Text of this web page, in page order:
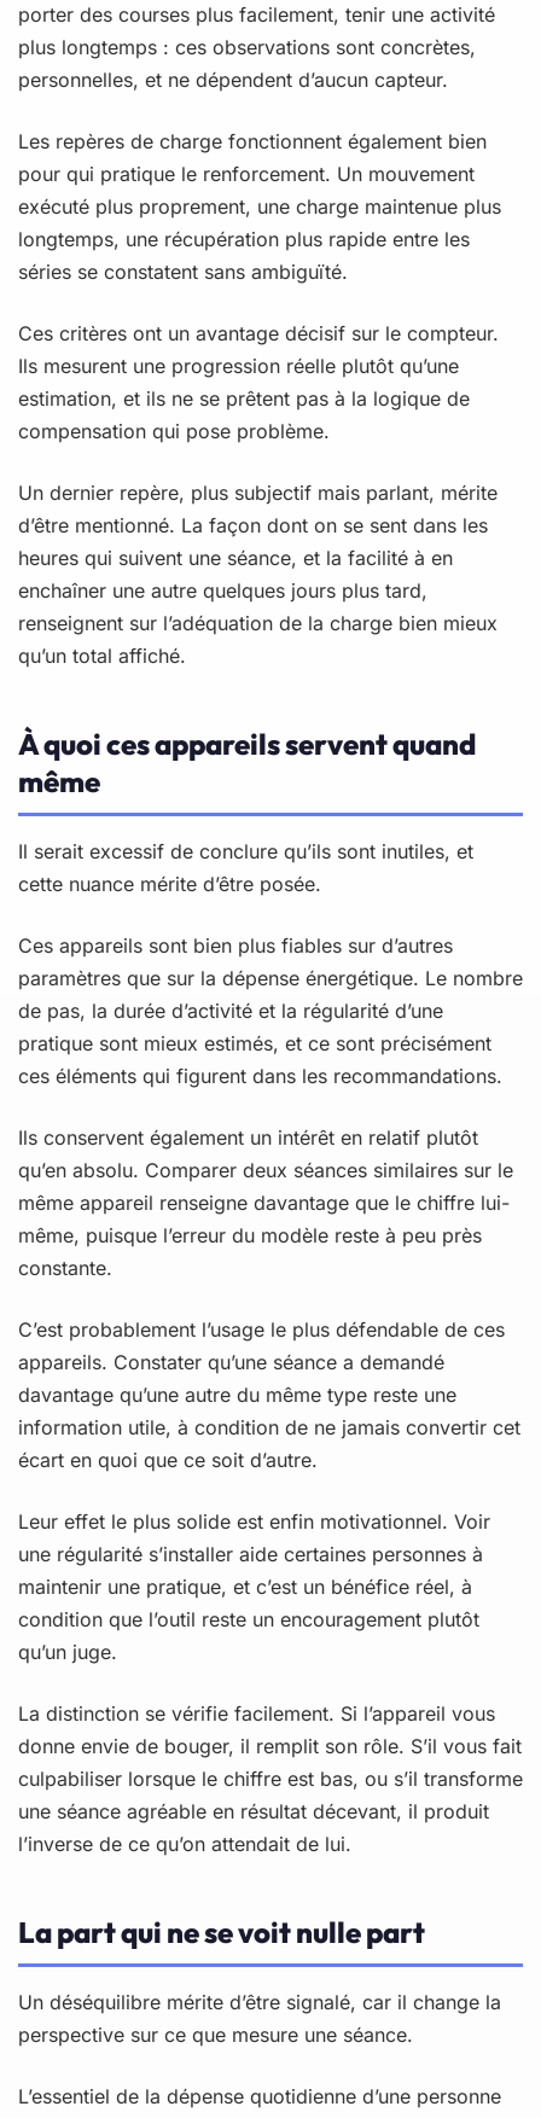
porter des courses plus facilement, tenir une activité
plus longtemps : ces observations sont concrètes,
personnelles, et ne dépendent d’aucun capteur.
Les repères de charge fonctionnent également bien
pour qui pratique le renforcement. Un mouvement
exécuté plus proprement, une charge maintenue plus
longtemps, une récupération plus rapide entre les
séries se constatent sans ambiguïté.
Ces critères ont un avantage décisif sur le compteur.
Ils mesurent une progression réelle plutôt qu’une
estimation, et ils ne se prêtent pas à la logique de
compensation qui pose problème.
Un dernier repère, plus subjectif mais parlant, mérite
d’être mentionné. La façon dont on se sent dans les
heures qui suivent une séance, et la facilité à en
enchaîner une autre quelques jours plus tard,
renseignent sur l’adéquation de la charge bien mieux
qu’un total affiché.
À quoi ces appareils servent quand
même
Il serait excessif de conclure qu’ils sont inutiles, et
cette nuance mérite d’être posée.
Ces appareils sont bien plus fiables sur d’autres
paramètres que sur la dépense énergétique. Le nombre
de pas, la durée d’activité et la régularité d’une
pratique sont mieux estimés, et ce sont précisément
ces éléments qui figurent dans les recommandations.
Ils conservent également un intérêt en relatif plutôt
qu’en absolu. Comparer deux séances similaires sur le
même appareil renseigne davantage que le chiffre lui-
même, puisque l’erreur du modèle reste à peu près
constante.
C’est probablement l’usage le plus défendable de ces
appareils. Constater qu’une séance a demandé
davantage qu’une autre du même type reste une
information utile, à condition de ne jamais convertir cet
écart en quoi que ce soit d’autre.
Leur effet le plus solide est enfin motivationnel. Voir
une régularité s’installer aide certaines personnes à
maintenir une pratique, et c’est un bénéfice réel, à
condition que l’outil reste un encouragement plutôt
qu’un juge.
La distinction se vérifie facilement. Si l’appareil vous
donne envie de bouger, il remplit son rôle. S’il vous fait
culpabiliser lorsque le chiffre est bas, ou s’il transforme
une séance agréable en résultat décevant, il produit
l’inverse de ce qu’on attendait de lui.
La part qui ne se voit nulle part
Un déséquilibre mérite d’être signalé, car il change la
perspective sur ce que mesure une séance.
L’essentiel de la dépense quotidienne d’une personne